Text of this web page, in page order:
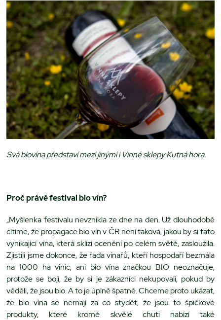
Svá biovína představí mezi jinými i Vinné sklepy Kutná hora.
Proč právě festival bio vín?
„Myšlenka festivalu nevznikla ze dne na den. Už dlouhodobě
cítíme, že propagace bio vín v ČR není taková, jakou by si tato
vynikající vína, která sklízí ocenění po celém světě, zasloužila.
Zjistili jsme dokonce, že řada vinařů, kteří hospodaří bezmála
na 1000 ha vinic, ani bio vína značkou BIO neoznačuje,
protože se bojí, že by si je zákazníci nekupovali, pokud by
věděli, že jsou bio. A to je úplně špatně. Chceme proto ukázat,
že bio vína se nemají za co stydět, že jsou to špičkové
produkty, které kromě skvělé chuti nabízí také